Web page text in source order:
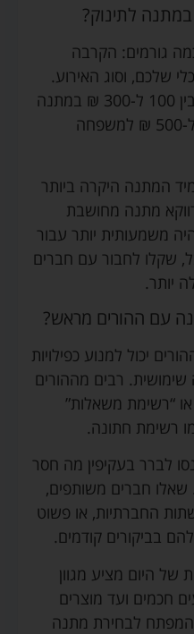
לתינוק?
גורמים: הקרבה
שלכם, וסוג האירוע.
באופן כללי, מקובל להשקיע בין 100 ל-300 ₪ במתנה
לתינוק של חברים, ובין 300 ל-500 ₪ למשפחה
המתנה היקרה ביותר
מתנה מחושבת
משמעותית יותר עבור
שקלו לחבור עם חברים
יותר.
עם ההורים מראש?
יכול למנוע כפילויות
רבים מההורים
או “רשימת משאלות”
רשימת חתונה.
לברר בעקיפין מה חסר
חברים משותפים,
החברתיות, או פשוט
בביקורים קודמים.
של היום מציע מגוון
חכמים ועד מוצרים
המפתח לבחירת מתנה